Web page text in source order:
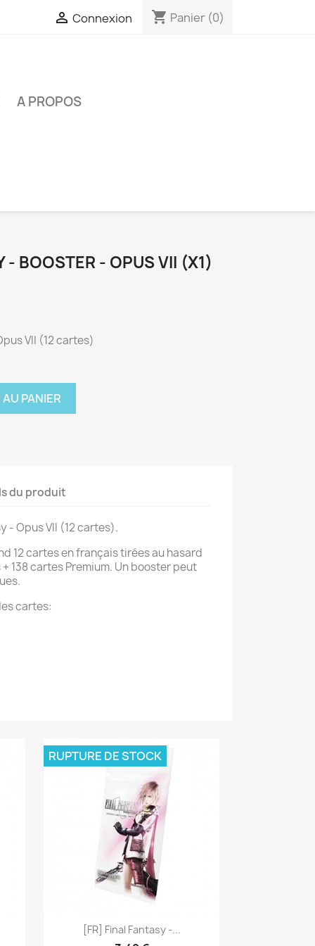
 Connexion shopping_cart Panier (0)
A PROPOS
- BOOSTER - OPUS VII (X1)
VII (12 cartes)
PANIER
du produit
- Opus VII (12 cartes).
12 cartes en français tirées au hasard
138 cartes Premium. Un booster peut
cartes:
[FR] Final Fantasy -...
RUPTURE DE STOCK
Aperçu rapide